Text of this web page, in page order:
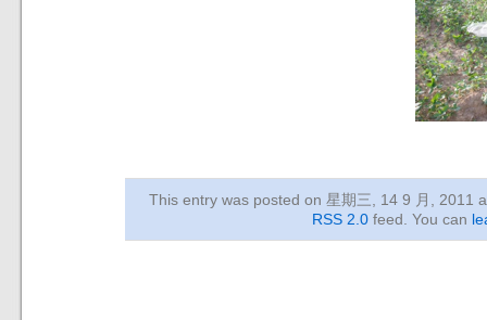
This entry was posted on 星期三, 14 9 月, 2011
RSS 2.0feed. You can